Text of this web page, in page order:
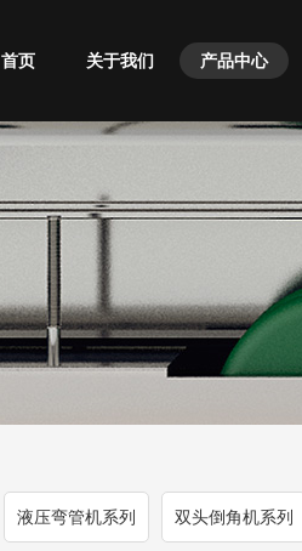
首页 关于我们 产品中心
液压弯管机系列 双头倒角机系列